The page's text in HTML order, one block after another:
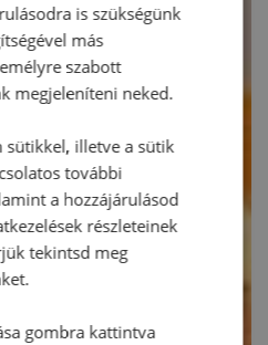
is szükségünk
más
szabott
megjeleníteni neked.
sütikkel, illetve a sütik
további
a hozzájárulásod
részleteinek
tekintsd meg
gombra kattintva